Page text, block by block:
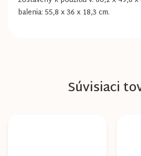
Súvisiaci
balenia: 55,8 x 36 x 18,3 cm.